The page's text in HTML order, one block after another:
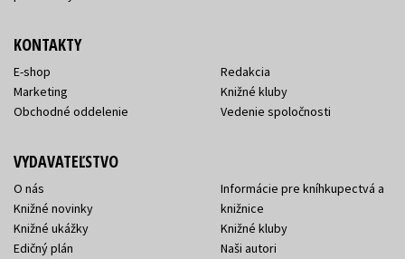
KONTAKTY
E-shop
Marketing
Obchodné oddelenie
Redakcia
Knižné kluby
Vedenie spoločnosti
VYDAVATEĽSTVO
O nás
Knižné novinky
Knižné ukážky
Edičný plán
Informácie pre kníhkupectvá a
knižnice
Knižné kluby
Naši autori